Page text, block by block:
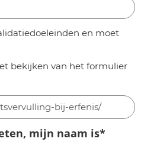
en moet
bekijken van het formulier
mijn naam is*